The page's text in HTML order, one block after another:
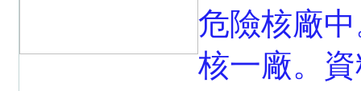
危險核廠
核一廠。